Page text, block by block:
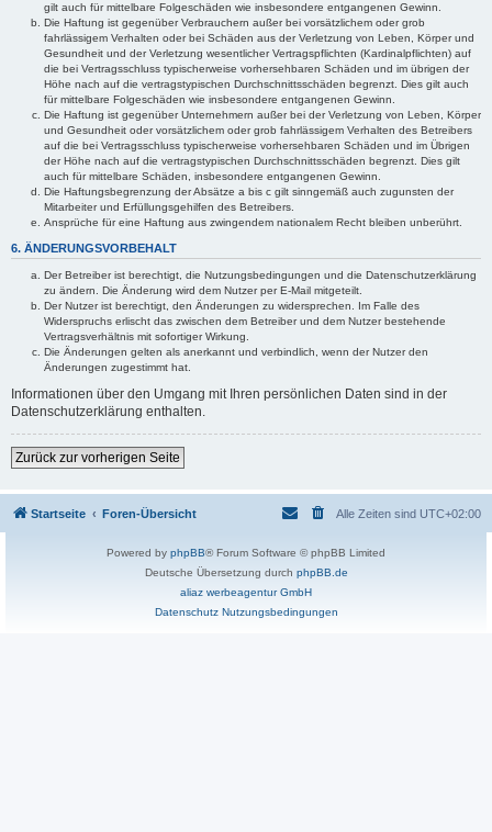
gilt auch für mittelbare Folgeschäden wie insbesondere entgangenen Gewinn.
Die Haftung ist gegenüber Verbrauchern außer bei vorsätzlichem oder grob
fahrlässigem Verhalten oder bei Schäden aus der Verletzung von Leben, Körper und
Gesundheit und der Verletzung wesentlicher Vertragspflichten (Kardinalpflichten) auf
die bei Vertragsschluss typischerweise vorhersehbaren Schäden und im übrigen der
Höhe nach auf die vertragstypischen Durchschnittsschäden begrenzt. Dies gilt auch
für mittelbare Folgeschäden wie insbesondere entgangenen Gewinn.
Die Haftung ist gegenüber Unternehmern außer bei der Verletzung von Leben, Körper
und Gesundheit oder vorsätzlichem oder grob fahrlässigem Verhalten des Betreibers
auf die bei Vertragsschluss typischerweise vorhersehbaren Schäden und im Übrigen
der Höhe nach auf die vertragstypischen Durchschnittsschäden begrenzt. Dies gilt
auch für mittelbare Schäden, insbesondere entgangenen Gewinn.
Die Haftungsbegrenzung der Absätze a bis c gilt sinngemäß auch zugunsten der
Mitarbeiter und Erfüllungsgehilfen des Betreibers.
Ansprüche für eine Haftung aus zwingendem nationalem Recht bleiben unberührt.
6. ÄNDERUNGSVORBEHALT
Der Betreiber ist berechtigt, die Nutzungsbedingungen und die Datenschutzerklärung
zu ändern. Die Änderung wird dem Nutzer per E-Mail mitgeteilt.
Der Nutzer ist berechtigt, den Änderungen zu widersprechen. Im Falle des
Widerspruchs erlischt das zwischen dem Betreiber und dem Nutzer bestehende
Vertragsverhältnis mit sofortiger Wirkung.
Die Änderungen gelten als anerkannt und verbindlich, wenn der Nutzer den
Änderungen zugestimmt hat.
Informationen über den Umgang mit Ihren persönlichen Daten sind in der
Datenschutzerklärung enthalten.
Zurück zur vorherigen Seite
Startseite Foren-Übersicht Alle Zeiten sind UTC+02:00
Powered by phpBB® Forum Software © phpBB Limited
Deutsche Übersetzung durch phpBB.de
aliaz werbeagentur GmbH
Datenschutz Nutzungsbedingungen